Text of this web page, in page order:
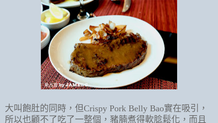
大叫飽肚的同時，但Crispy Pork Belly Bao實在吸引，
所以也顧不了吃了一整個，豬腩煮得軟腍鬆化，而且